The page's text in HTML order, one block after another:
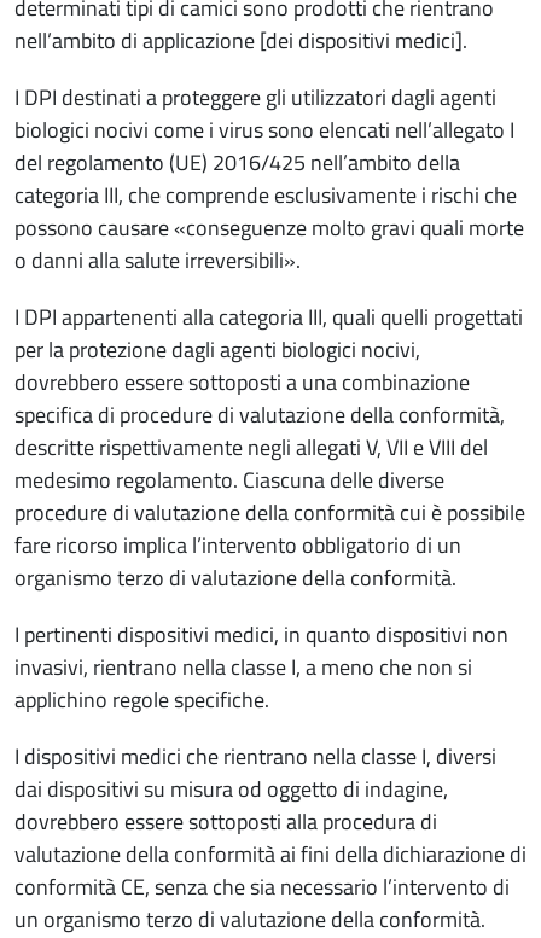
determinati tipi di camici sono prodotti che rientrano
nell’ambito di applicazione [dei dispositivi medici].
I DPI destinati a proteggere gli utilizzatori dagli agenti
biologici nocivi come i virus sono elencati nell’allegato I
del regolamento (UE) 2016/425 nell’ambito della
categoria III, che comprende esclusivamente i rischi che
possono causare «conseguenze molto gravi quali morte
o danni alla salute irreversibili».
I DPI appartenenti alla categoria III, quali quelli progettati
per la protezione dagli agenti biologici nocivi,
dovrebbero essere sottoposti a una combinazione
specifica di procedure di valutazione della conformità,
descritte rispettivamente negli allegati V, VII e VIII del
medesimo regolamento. Ciascuna delle diverse
procedure di valutazione della conformità cui è possibile
fare ricorso implica l’intervento obbligatorio di un
organismo terzo di valutazione della conformità.
I pertinenti dispositivi medici, in quanto dispositivi non
invasivi, rientrano nella classe I, a meno che non si
applichino regole specifiche.
I dispositivi medici che rientrano nella classe I, diversi
dai dispositivi su misura od oggetto di indagine,
dovrebbero essere sottoposti alla procedura di
valutazione della conformità ai fini della dichiarazione di
conformità CE, senza che sia necessario l’intervento di
un organismo terzo di valutazione della conformità.